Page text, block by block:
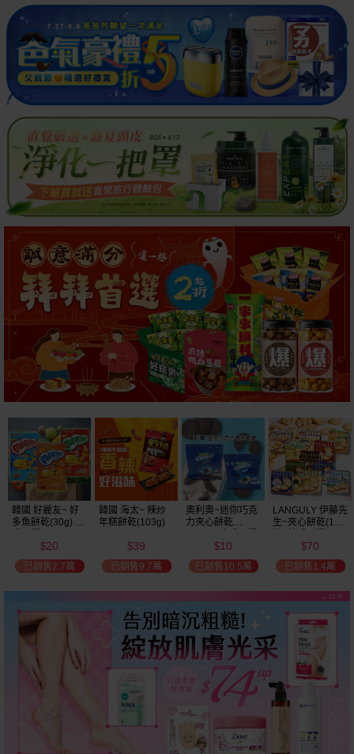
韓國 好麗友~ 好
多魚餅乾(30g) 款
$20
已銷售2.7萬
韓國 海太~ 辣炒
年糕餅乾(103g)
$39
已銷售9.7萬
奧利奧~迷你巧克
力夾心餅乾
美式賣場熱銷
$10
已銷售10.5萬
LANGULY 伊藤先
生~夾心餅乾(1盒
$70
已銷售1.4萬